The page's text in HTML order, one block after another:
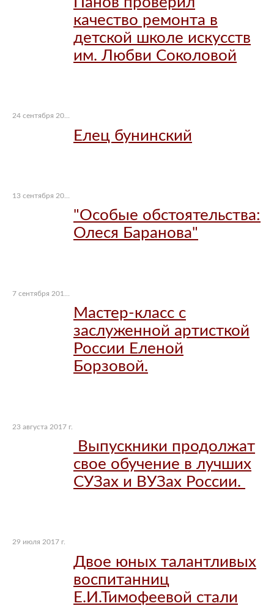
качество ремонта в
детской школе искусств
им. Любви Соколовой
Елец бунинский
"Особые обстоятельства:
Олеся Баранова"
Мастер-класс с
заслуженной артисткой
России Еленой
Борзовой.
23 августа 2017 г.
Выпускники продолжат
свое обучение в лучших
СУЗах и ВУЗах России.
29 июля 2017 г.
Двое юных талантливых
воспитанниц
Е.И.Тимофеевой стали